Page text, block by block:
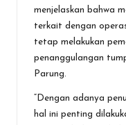
menjelaskan bahwa
terkait dengan
tetap melakukan
penanggulangan
Parung.
“Dengan adanya
hal ini penting